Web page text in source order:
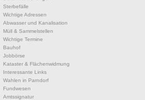
Sterbefälle
Wichtige Adressen
Abwasser und Kanalisation
Müll & Sammelstellen
Wichtige Termine
Bauhof
Jobbörse
Kataster & Flächenwidmung
Interessante Links
Wahlen in Parndorf
Fundwesen
Amtssignatur